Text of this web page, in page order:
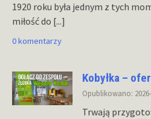
1920 roku była jednym z tych
miłość do [...]
0 komentarzy
Kobyłka –
Opublikowano:
Trwają